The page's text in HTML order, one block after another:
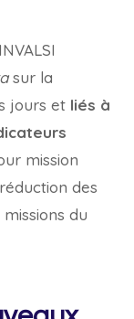
sur la
jours et liés à
mission
des
du